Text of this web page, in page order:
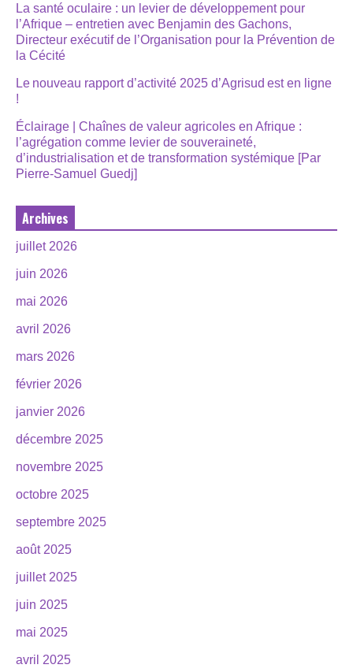
La santé oculaire : un levier de développement pour
l’Afrique – entretien avec Benjamin des Gachons,
Directeur exécutif de l’Organisation pour la Prévention de
la Cécité
Le nouveau rapport d’activité 2025 d’Agrisud est en ligne
!
Éclairage | Chaînes de valeur agricoles en Afrique :
l’agrégation comme levier de souveraineté,
d’industrialisation et de transformation systémique [Par
Pierre-Samuel Guedj]
Archives
juillet 2026
juin 2026
mai 2026
avril 2026
mars 2026
février 2026
janvier 2026
décembre 2025
novembre 2025
octobre 2025
septembre 2025
août 2025
juillet 2025
juin 2025
mai 2025
avril 2025